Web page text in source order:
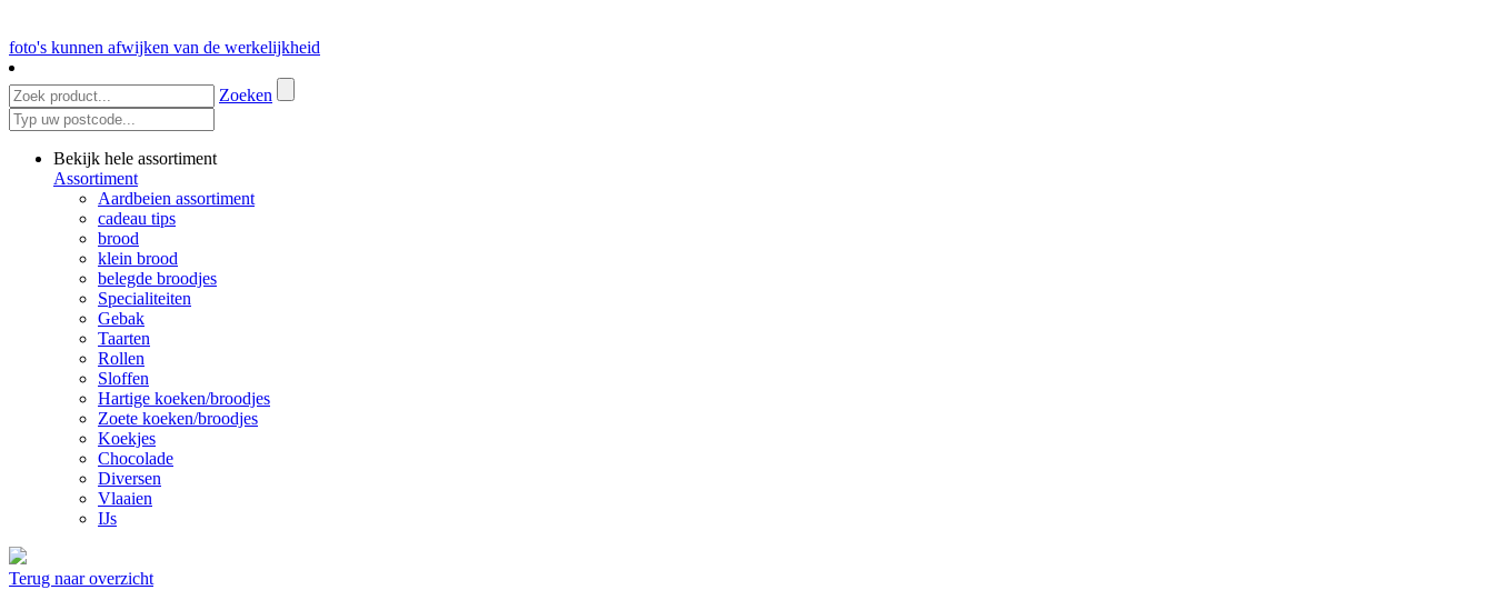
foto's kunnen afwijken van de werkelijkheid
Zoeken
Bekijk hele assortiment
Assortiment
Aardbeien assortiment
cadeau tips
brood
klein brood
belegde broodjes
Specialiteiten
Gebak
Taarten
Rollen
Sloffen
Hartige koeken/broodjes
Zoete koeken/broodjes
Koekjes
Chocolade
Diversen
Vlaaien
IJs
Terug naar overzicht